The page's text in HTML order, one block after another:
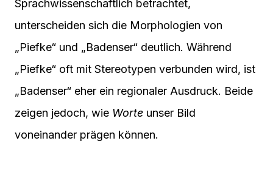
Sprachwissenschaftlich betrachtet,
unterscheiden sich die Morphologien von
„Piefke“ und „Badenser“ deutlich. Während
„Piefke“ oft mit Stereotypen verbunden wird, ist
„Badenser“ eher ein regionaler Ausdruck. Beide
zeigen jedoch, wie Worte unser Bild
voneinander prägen können.